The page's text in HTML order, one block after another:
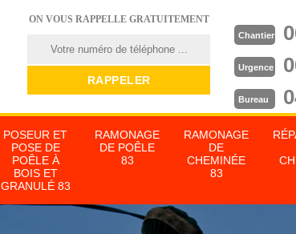
ON VOUS RAPPELLE GRATUITEMENT
Chantier
Urgence
Bureau
POSEUR ET
POSE DE
POÊLE À
BOIS ET
GRANULÉ 83
RAMONAGE
DE POÊLE
83
RAMONAGE
DE
CHEMINÉE
83